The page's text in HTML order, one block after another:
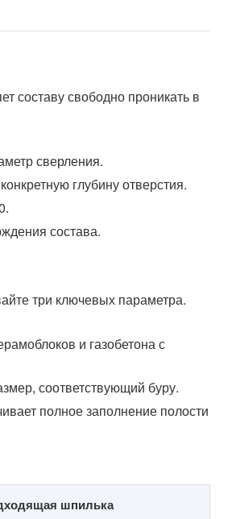
составу свободно проникать в
сверления.
глубину отверстия.
состава.
три ключевых параметра.
и газобетона с
соответствующий буру.
полное заполнение полости
шпилька